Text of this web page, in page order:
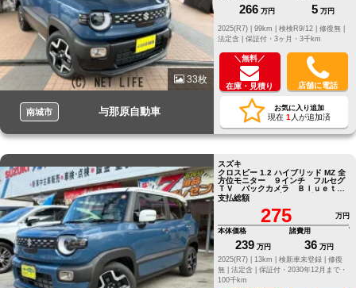
33枚
南城市 与那原自動車
266 万円 5 万円
修復無 |
法定含 | 保証付・3ヶ月・3千km
＼無料／
在庫・見積り 店舗に電話
お気に入り追加
現在 1 人が追加済
スズキ
クロスビー 1.2 ハイブリッド MZ 全
方位モニター ９インチ フルセグ
ＴＶ バックカメラ Ｂｌｕｅｔｏ
ｏｔｈ ドライブレコーダー ＥＴ
Ｃ
支払総額
275
万円
本体価格
239 万円
諸費用
36 万円
2025(R7) |
13km | 検新車未登録 | 修復
無 | 法定含 | 保証付・2030年12月まで・
100千km